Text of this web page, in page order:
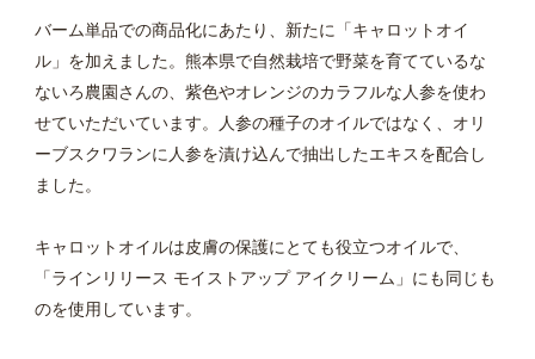
バーム単品での商品化にあたり、新たに「キャロットオイ
ル」を加えました。熊本県で自然栽培で野菜を育てているな
ないろ農園さんの、紫色やオレンジのカラフルな人参を使わ
せていただいています。人参の種子のオイルではなく、オリ
ーブスクワランに人参を漬け込んで抽出したエキスを配合し
ました。
キャロットオイルは皮膚の保護にとても役立つオイルで、
「ラインリリース モイストアップ アイクリーム」にも同じも
のを使用しています。